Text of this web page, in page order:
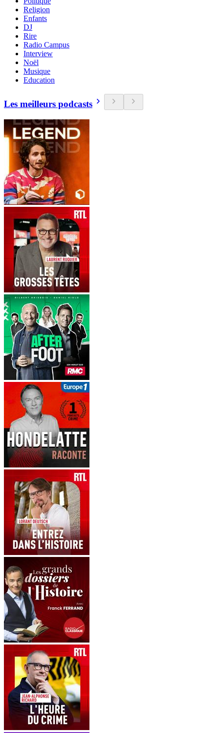
Religion
Enfants
DJ
Rire
Radio Campus
Interview
Noël
Musique
Education
Les meilleurs podcasts